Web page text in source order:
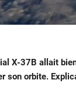
X-37B allait
son orbite.